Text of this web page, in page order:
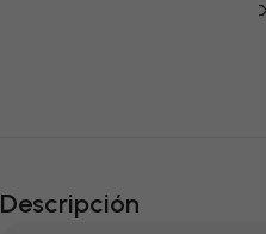
Descripción